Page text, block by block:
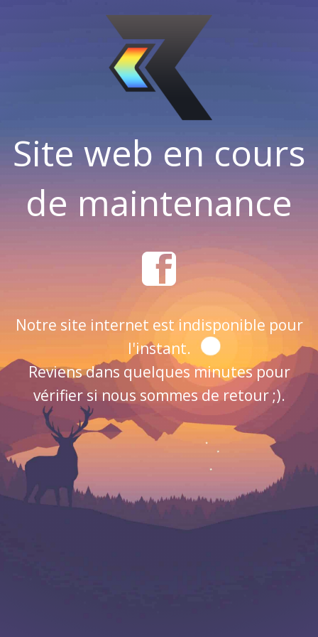
Site web en cours
de maintenance
Notre site internet est indisponible pour
l'instant.
Reviens dans quelques minutes pour
vérifier si nous sommes de retour ;).